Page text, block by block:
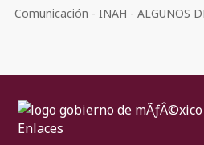
Comunicación - INAH - ALGUNOS
Enlaces